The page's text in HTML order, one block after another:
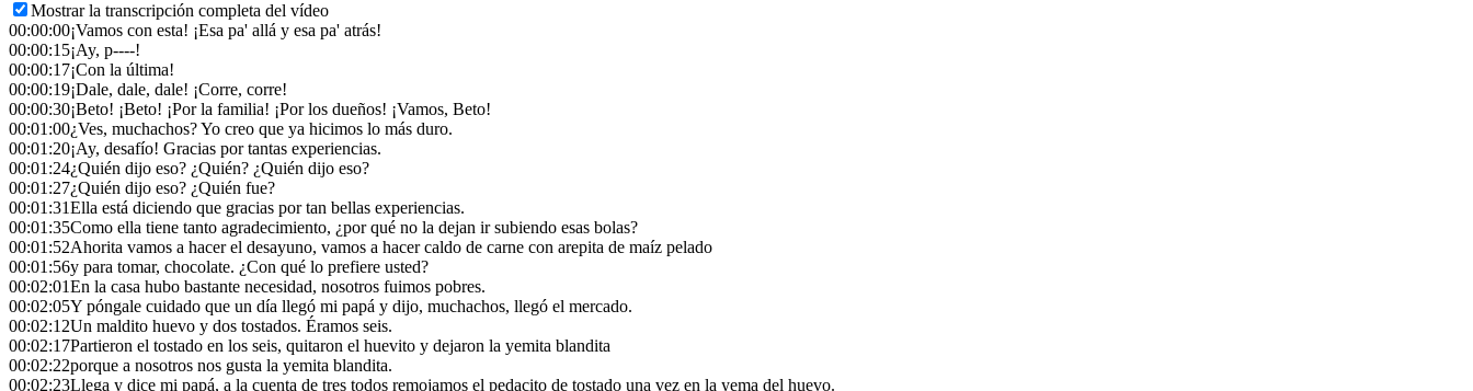
Mostrar la transcripción completa del vídeo
00:00:00¡Vamos con esta! ¡Esa pa' allá y esa pa' atrás!
00:00:15¡Ay, p----!
00:00:17¡Con la última!
00:00:19¡Dale, dale, dale! ¡Corre, corre!
00:00:30¡Beto! ¡Beto! ¡Por la familia! ¡Por los dueños! ¡Vamos, Beto!
00:01:00¿Ves, muchachos? Yo creo que ya hicimos lo más duro.
00:01:20¡Ay, desafío! Gracias por tantas experiencias.
00:01:24¿Quién dijo eso? ¿Quién? ¿Quién dijo eso?
00:01:27¿Quién dijo eso? ¿Quién fue?
00:01:31Ella está diciendo que gracias por tan bellas experiencias.
00:01:35Como ella tiene tanto agradecimiento, ¿por qué no la dejan ir subiendo esas bolas?
00:01:52Ahorita vamos a hacer el desayuno, vamos a hacer caldo de carne con arepita de maíz pelado
00:01:56y para tomar, chocolate. ¿Con qué lo prefiere usted?
00:02:01En la casa hubo bastante necesidad, nosotros fuimos pobres.
00:02:05Y póngale cuidado que un día llegó mi papá y dijo, muchachos, llegó el mercado.
00:02:12Un maldito huevo y dos tostados. Éramos seis.
00:02:17Partieron el tostado en los seis, quitaron el huevito y dejaron la yemita blandita
00:02:22porque a nosotros nos gusta la yemita blandita.
00:02:23Llega y dice mi papá, a la cuenta de tres todos remojamos el pedacito de tostado una vez en la yema del huevo.